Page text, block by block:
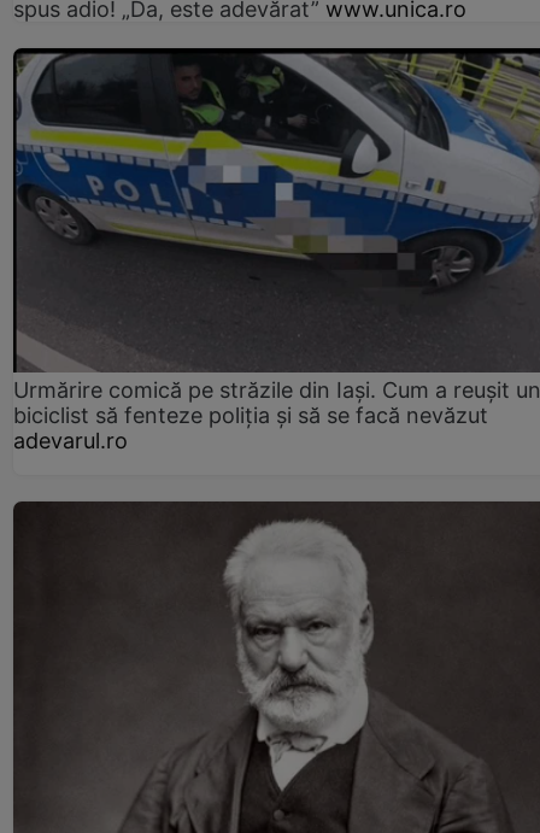
spus adio! „Da, este adevărat” www.unica.ro
Urmărire comică pe străzile din Iași. Cum a reușit un
biciclist să fenteze poliția și să se facă nevăzut
adevarul.ro